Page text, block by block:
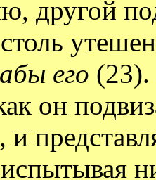
другой
его (23).
он